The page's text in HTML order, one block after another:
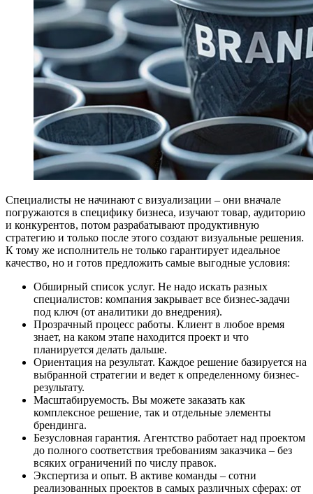
Специалисты не начинают с визуализации – они вначале
погружаются в специфику бизнеса, изучают товар, аудиторию
и конкурентов, потом разрабатывают продуктивную
стратегию и только после этого создают визуальные решения.
К тому же исполнитель не только гарантирует идеальное
качество, но и готов предложить самые выгодные условия:
Обширный список услуг. Не надо искать разных
специалистов: компания закрывает все бизнес-задачи
под ключ (от аналитики до внедрения).
Прозрачный процесс работы. Клиент в любое время
знает, на каком этапе находится проект и что
планируется делать дальше.
Ориентация на результат. Каждое решение базируется на
выбранной стратегии и ведет к определенному бизнес-
результату.
Масштабируемость. Вы можете заказать как
комплексное решение, так и отдельные элементы
брендинга.
Безусловная гарантия. Агентство работает над проектом
до полного соответствия требованиям заказчика – без
всяких ограничений по числу правок.
Экспертиза и опыт. В активе команды – сотни
реализованных проектов в самых различных сферах: от